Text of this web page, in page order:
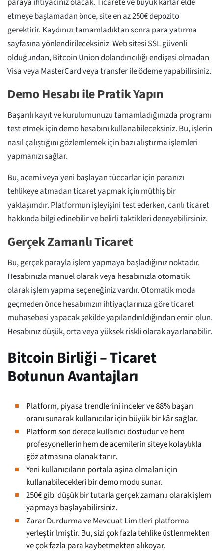
etmeye başlamadan önce, site en az 250€ depozito
gerektirir. Kaydınızı tamamladıktan sonra para yatırma
sayfasına yönlendirileceksiniz. Web sitesi SSL güvenli
olduğundan, Bitcoin Union dolandırıcılığı endişesi olmadan
Visa veya MasterCard veya transfer ile ödeme yapabilirsiniz.
Demo Hesabı ile Pratik Yapın
Başarılı kayıt ve kurulumunuzu tamamladığınızda programı
test etmek için demo hesabını kullanabileceksiniz. Bu, işlerin
nasıl çalıştığını gözlemlemek için bazı alıştırma işlemleri
yapmanızı sağlar.
Bu, acemi veya yeni başlayan tüccarlar için paranızı
tehlikeye atmadan ticaret yapmak için müthiş bir
yaklaşımdır. Platformun işleyişini test ederken, canlı ticaret
hakkında bilgi edinebilir ve belirli taktikleri deneyebilirsiniz.
Gerçek Zamanlı Ticaret
Bu, gerçek parayla işlem yapmaya başladığınız noktadır.
Hesabınızla manuel olarak veya hesabınızla otomatik
olarak işlem yapma seçeneğiniz vardır. Otomatik moda
geçmeden önce hesabınızın ihtiyaçlarınıza göre ticaret
muhasebesi yapacak şekilde yapılandırıldığından emin olun.
Hesabınız düşük, orta veya yüksek riskli olarak ayarlanabilir.
Bitcoin Birliği – Ticaret
Botunun Avantajları
Platform, piyasa trendlerini inceler ve 88% başarı
oranı sunarak kullanıcılar için büyük bir kâr sağlar.
Platform son derece kullanıcı dostudur ve hem
profesyonellerin hem de acemilerin siteye kolaylıkla
göz atmasına olanak tanır.
Yeni kullanıcıların portala aşina olmaları için
kullanabilecekleri bir demo modu sunar.
250€ gibi düşük bir tutarla gerçek zamanlı olarak işlem
yapmaya başlayabilirsiniz.
Zarar Durdurma ve Mevduat Limitleri platforma
yerleştirilmiştir. Bu, sizi çok fazla tehlike üstlenmekten
ve çok fazla para kaybetmekten alıkoyar.